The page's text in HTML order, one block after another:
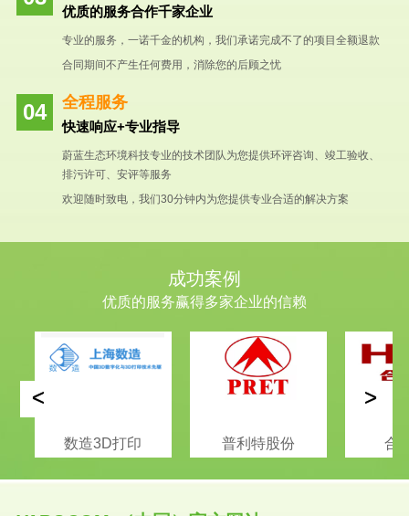
优质的服务合作千家企业
专业的服务，一诺千金的机构，我们承诺完成不了的项目全额退款
合同期间不产生任何费用，消除您的后顾之忧
全程服务
快速响应+专业指导
蔚蓝生态环境科技专业的技术团队为您提供环评咨询、竣工验收、
排污许可、安评等服务
欢迎随时致电，我们30分钟内为您提供专业合适的解决方案
成功案例
优质的服务赢得多家企业的信赖
数造3D打印 普利特股份 合
< >